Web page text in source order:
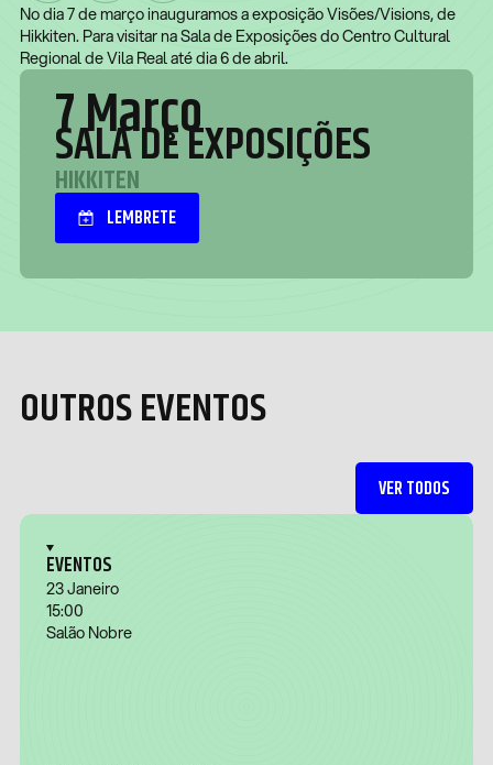
No dia 7 de março inauguramos a exposição Visões/Visions, de
Hikkiten. Para visitar na Sala de Exposições do Centro Cultural
Regional de Vila Real até dia 6 de abril.
7 Março
SALA DE EXPOSIÇÕES
HIKKITEN
LEMBRETE
OUTROS EVENTOS
VER TODOS
EVENTOS
23 Janeiro
15:00
Salão Nobre